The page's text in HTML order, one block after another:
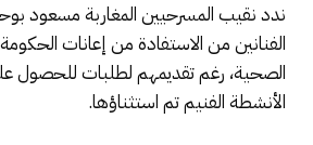
ندد نقيب المسرحيين المغاربة مسعود
الفنانين من الاستفادة من إعانات
الصحية، رغم تقديمهم لطلبات للحصول
الأنشطة الفنيم تم استثناؤها.